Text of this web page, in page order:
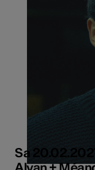
Sa